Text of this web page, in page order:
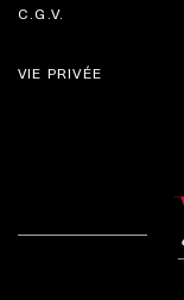
C.G.V.
VIE PRIVÉE